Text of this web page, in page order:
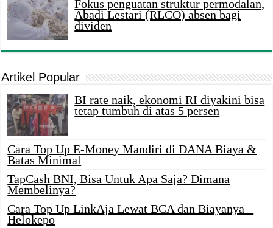
Fokus penguatan struktur permodalan,
Abadi Lestari (RLCO) absen bagi
dividen
Artikel Popular
BI rate naik, ekonomi RI diyakini bisa
tetap tumbuh di atas 5 persen
Cara Top Up E-Money Mandiri di DANA Biaya &
Batas Minimal
TapCash BNI, Bisa Untuk Apa Saja? Dimana
Membelinya?
Cara Top Up LinkAja Lewat BCA dan Biayanya –
Helokepo